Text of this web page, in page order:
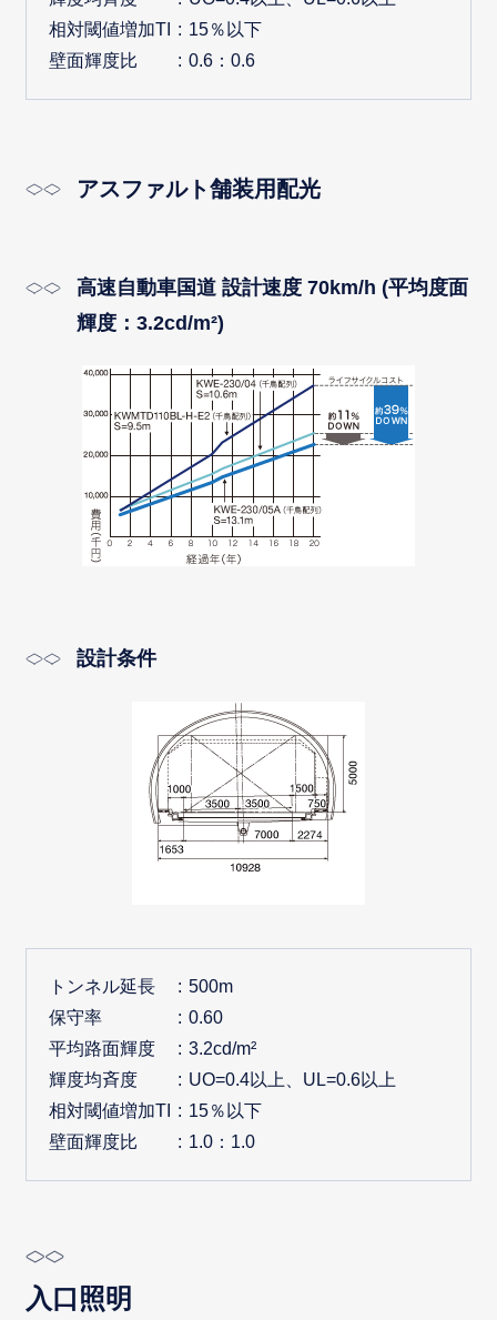
相対閾値増加TI
15％以下
壁面輝度比
0.6：0.6
アスファルト舗装用配光
高速自動車国道 設計速度 70km/h (平均度面
輝度：3.2cd/m²)
設計条件
トンネル延長
500m
保守率
0.60
平均路面輝度
3.2cd/m²
輝度均斉度
UO=0.4以上、UL=0.6以上
相対閾値増加TI
15％以下
壁面輝度比
1.0：1.0
入口照明